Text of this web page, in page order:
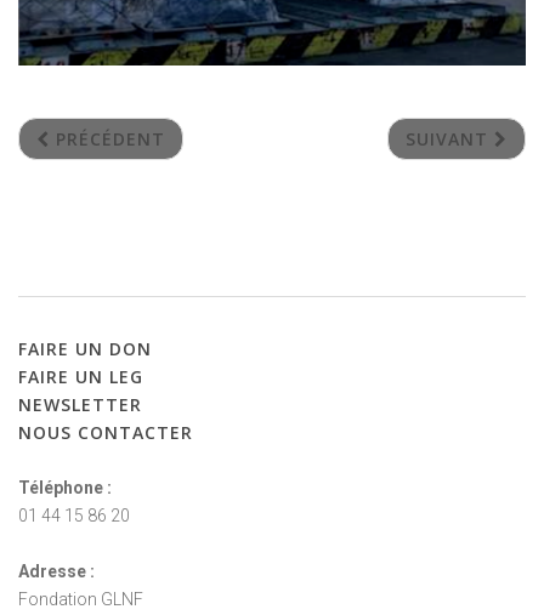
PRÉCÉDENT SUIVANT
FAIRE UN DON
FAIRE UN LEG
NEWSLETTER
NOUS CONTACTER
Téléphone :
01 44 15 86 20
Adresse :
Fondation GLNF